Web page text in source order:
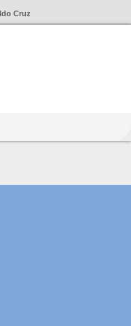
Cruz